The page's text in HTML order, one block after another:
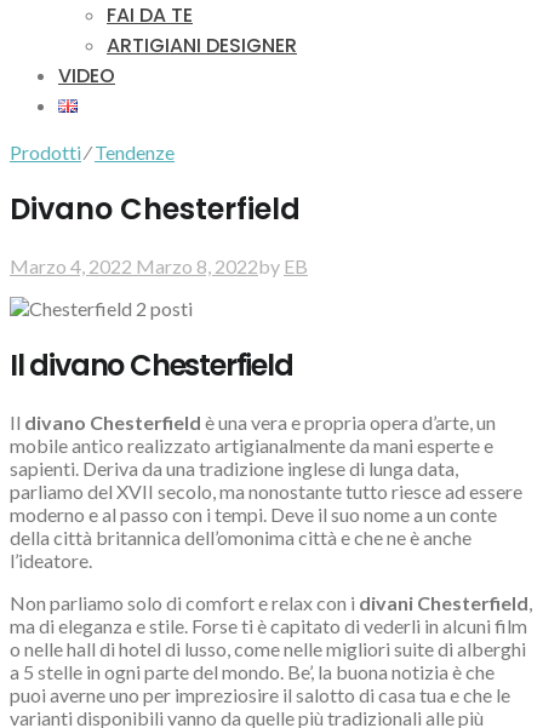
FAI DA TE
ARTIGIANI DESIGNER
VIDEO
Prodotti⁄Tendenze
Divano Chesterfield
Marzo 4, 2022 Marzo 8, 2022by EB
Il divano Chesterfield
Il divano Chesterfield è una vera e propria opera d’arte, un
mobile antico realizzato artigianalmente da mani esperte e
sapienti. Deriva da una tradizione inglese di lunga data,
parliamo del XVII secolo, ma nonostante tutto riesce ad essere
moderno e al passo con i tempi. Deve il suo nome a un conte
della città britannica dell’omonima città e che ne è anche
l’ideatore.
Non parliamo solo di comfort e relax con i divani Chesterfield
ma di eleganza e stile. Forse ti è capitato di vederli in alcuni film
o nelle hall di hotel di lusso, come nelle migliori suite di alberghi
a 5 stelle in ogni parte del mondo. Be’, la buona notizia è che
puoi averne uno per impreziosire il salotto di casa tua e che le
varianti disponibili vanno da quelle più tradizionali alle più